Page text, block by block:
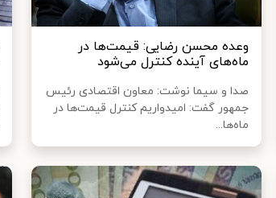
وعده محسن رضایی: قیمت‌ها در
ماه‌های آینده کنترل می‌شود
صدا و سیما نوشت: معاون اقتصادی رئیس
جمهور گفت: امیدواریم کنترل قیمت‌ها در
ماه‌ها...